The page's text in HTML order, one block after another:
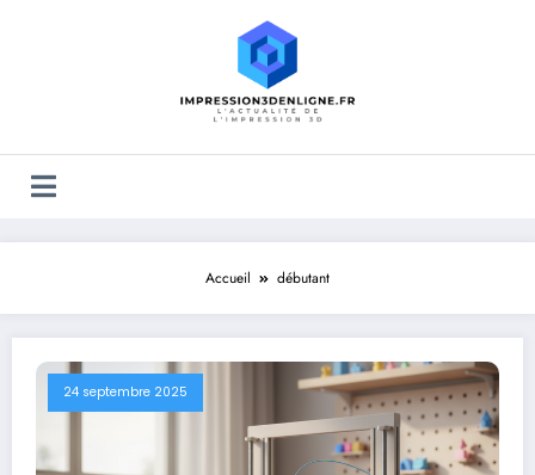
Accueil débutant
24 septembre 2025